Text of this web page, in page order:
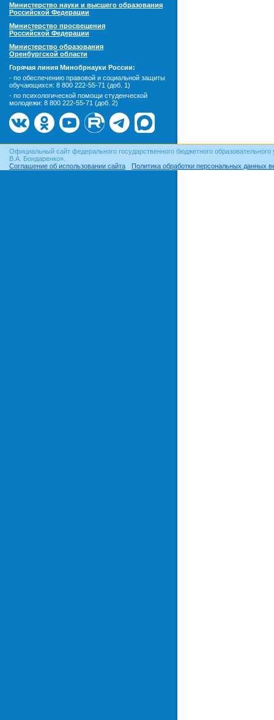
Министерство науки и высшего образования
Российской Федерации
Министерство просвещения
Российской Федерации
Министерство образования
Оренбургской области
Горячая линия Минобрнауки России:
- по обеспечению правовой и социальной защиты
обучающихся: 8 800 222-55-71 (доб. 1)
- по психологической помощи студенческой
молодежи: 8 800 222-55-71 (доб. 2)
Официальный сайт федерального государственного бюджетного
В.А. Бондаренко».
Соглашение об использовании сайта
Политика обработки персональных данных